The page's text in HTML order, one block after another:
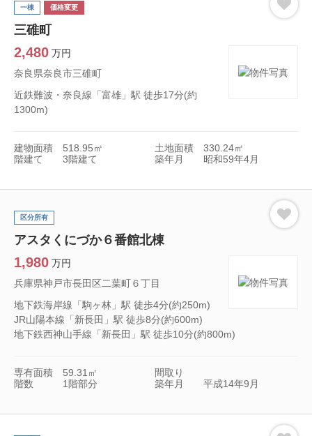
三碓町
一棟 価格変更
2,480 万円
奈良県奈良市三碓町
近鉄難波・奈良線「富雄」駅 徒歩17分(約
1300m)
建物面積 518.95㎡ 土地面積
330.24㎡
階建て
3階建て 築年月 昭和59年4月
アスタくにづか６番館北棟
区分所有
1,980 万円
兵庫県神戸市長田区二葉町６丁目
地下鉄海岸線「駒ヶ林」駅 徒歩4分(約250m)
JR山陽本線「新長田」駅 徒歩8分(約600m)
地下鉄西神山手線「新長田」駅 徒歩10分(約800m)
専有面積 59.31㎡
間取り
階数
1階部分 築年月 平成14年9月